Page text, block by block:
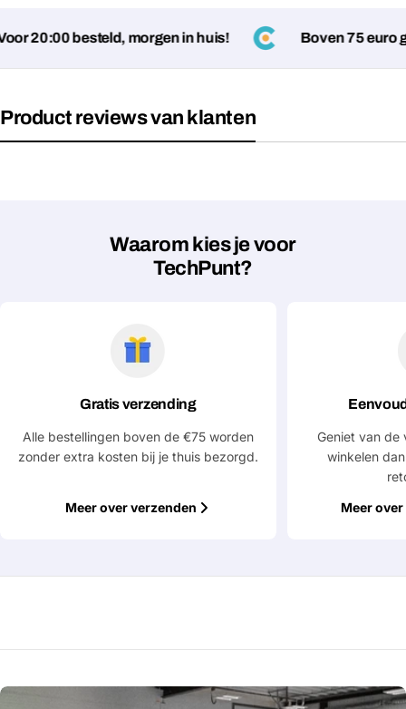
Velden gemarkeerd met * zijn verplicht
20:00 besteld, morgen in huis! Boven 75 euro
Product reviews van klanten
Waarom kies je voor
TechPunt?
Gratis verzending
Alle bestellingen boven de €75 worden
zonder extra kosten bij je thuis bezorgd.
Meer over verzenden
Geniet van de
winkelen
Meer